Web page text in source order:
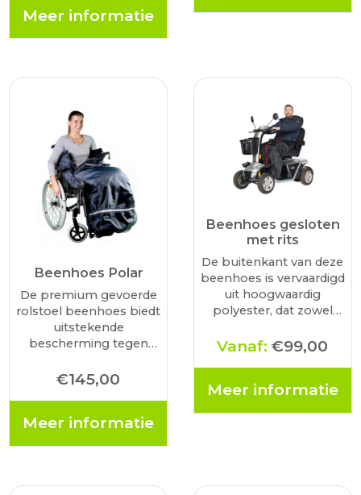
af te sluiten. 1 groot…
Meer informatie
Beenhoes Polar
De premium gevoerde
rolstoel beenhoes biedt
uitstekende
bescherming tegen
van waterafstotend
polyester en nylon, met
voering, houdt het u
Het…
€145,00
Meer informatie
Beenhoes gesloten
met rits
De buitenkant van deze
beenhoes is vervaardigd
uit hoogwaardig
polyester, dat zowel
waterafstotend is,
regenachtig of vochtig
Vanaf:€99,00
Meer informatie